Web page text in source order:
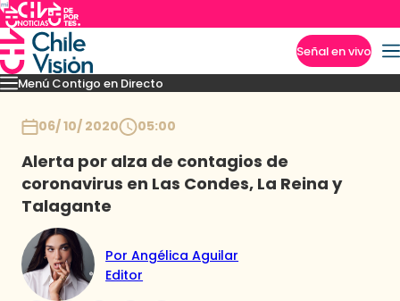
Señal en vivo
Menú Contigo en Directo
Momentos Novedades
06/ 10/ 2020 05:00
Alerta por alza de contagios de
coronavirus en Las Condes, La Reina y
Talagante
Por Angélica Aguilar
Editor
Imperdibles